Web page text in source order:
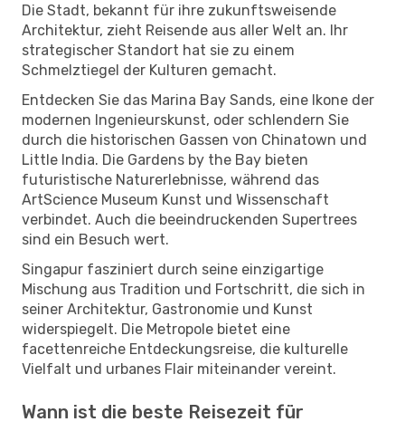
Die Stadt, bekannt für ihre zukunftsweisende
Architektur, zieht Reisende aus aller Welt an. Ihr
strategischer Standort hat sie zu einem
Schmelztiegel der Kulturen gemacht.
Entdecken Sie das Marina Bay Sands, eine Ikone der
modernen Ingenieurskunst, oder schlendern Sie
durch die historischen Gassen von Chinatown und
Little India. Die Gardens by the Bay bieten
futuristische Naturerlebnisse, während das
ArtScience Museum Kunst und Wissenschaft
verbindet. Auch die beeindruckenden Supertrees
sind ein Besuch wert.
Singapur fasziniert durch seine einzigartige
Mischung aus Tradition und Fortschritt, die sich in
seiner Architektur, Gastronomie und Kunst
widerspiegelt. Die Metropole bietet eine
facettenreiche Entdeckungsreise, die kulturelle
Vielfalt und urbanes Flair miteinander vereint.
Wann ist die beste Reisezeit für